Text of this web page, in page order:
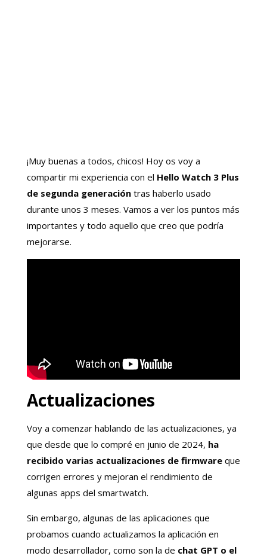
¡Muy buenas a todos, chicos! Hoy os voy a
compartir mi experiencia con el Hello Watch 3 Plus
de segunda generacióntras haberlo usado
durante unos 3 meses. Vamos a ver los puntos más
importantes y todo aquello que creo que podría
mejorarse.
Actualizaciones
Voy a comenzar hablando de las actualizaciones, ya
que desde que lo compré en junio de 2024, ha
recibido varias actualizaciones de firmwareque
corrigen errores y mejoran el rendimiento de
algunas apps del smartwatch.
Sin embargo, algunas de las aplicaciones que
probamos cuando actualizamos la aplicación en
modo desarrollador, como son la de chat GPT o el